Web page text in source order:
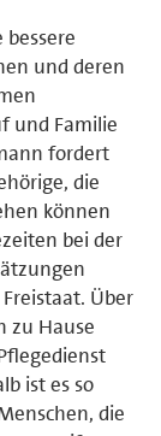
und deren
und Familie
fordert
die
können
bei der
Über
zu Hause
ist es so
die